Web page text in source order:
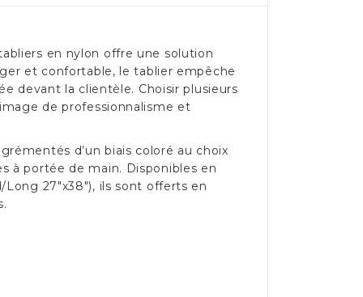
en nylon offre une solution
et confortable, le tablier empêche
devant la clientèle. Choisir plusieurs
de professionnalisme et
d’un biais coloré au choix
à portée de main. Disponibles en
Long 27"x38"), ils sont offerts en